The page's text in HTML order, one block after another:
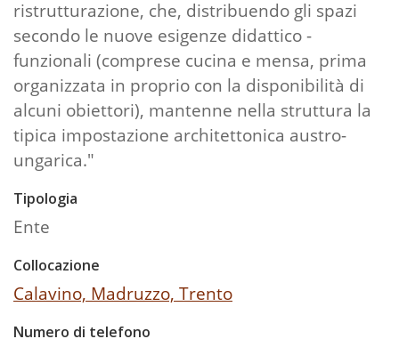
ristrutturazione, che, distribuendo gli spazi
secondo le nuove esigenze didattico -
funzionali (comprese cucina e mensa, prima
organizzata in proprio con la disponibilità di
alcuni obiettori), mantenne nella struttura la
tipica impostazione architettonica austro-
ungarica."
Tipologia
Ente
Collocazione
Calavino, Madruzzo, Trento
Numero di telefono